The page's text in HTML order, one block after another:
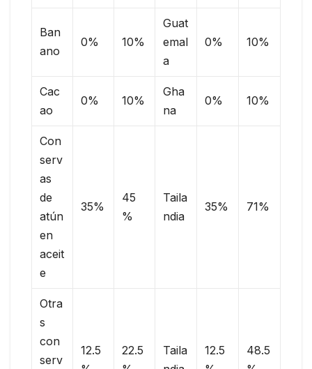
Ban
ano
0% 10%
Guat
emal
a
0% 10%
Cac
ao
0% 10%
Gha
na
0% 10%
Con
serv
as
de
atún
en
aceit
e
35%
45
%
Taila
ndia
35% 71%
Otra
s
con
serv
12.5
22.5
Taila
12.5
48.5